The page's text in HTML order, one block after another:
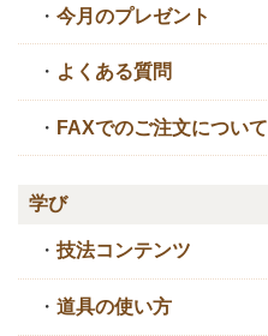
・ 今月のプレゼント
・ よくある質問
・ FAXでのご注文について
学び
・ 技法コンテンツ
・ 道具の使い方